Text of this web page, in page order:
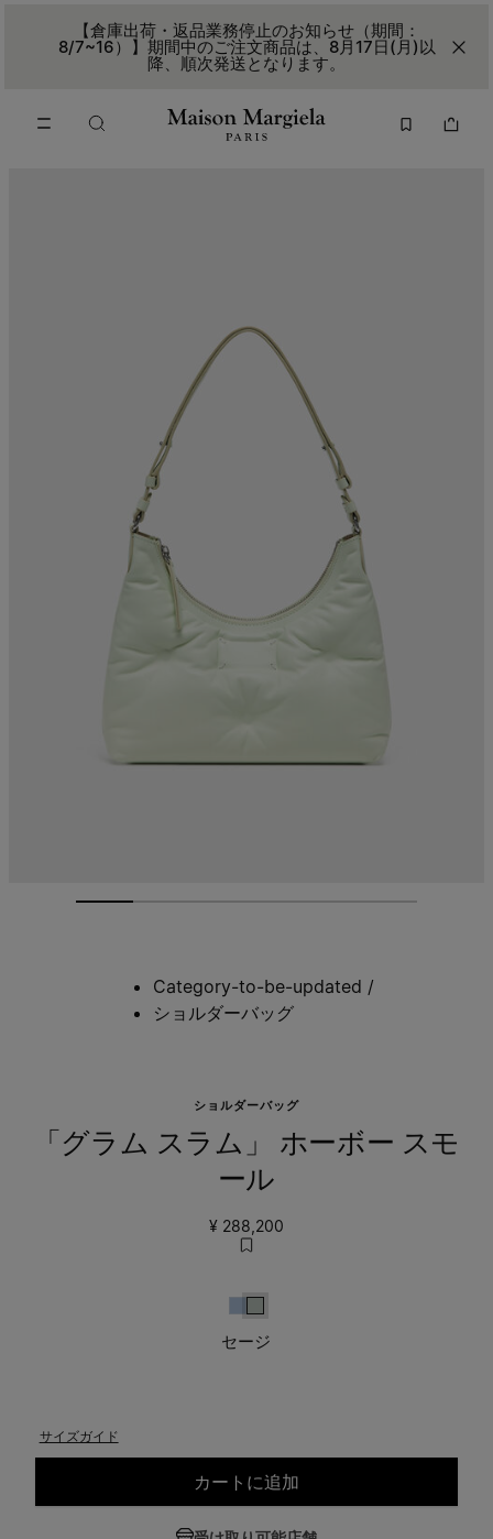
【倉庫出荷・返品業務停止のお知らせ（期間：
8/7~16）】期間中のご注文商品は、8月17日(月)以
降、順次発送となります。
Category-to-be-updated /
ショルダーバッグ
ショルダーバッグ
「グラム スラム」 ホーボー スモ
ール
¥ 288,200
ライトブルー
セージ
セージ
サイズガイド
カートに追加